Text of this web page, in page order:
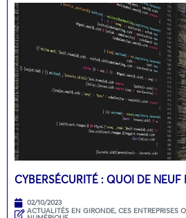
CYBERSÉCURITÉ : QUOI DE NEUF
02/10/2023
ACTUALITÉS EN GIRONDE, CES ENTREPRISES